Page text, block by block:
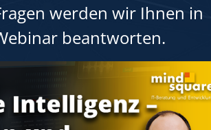
werden wir Ihnen in
beantworten.